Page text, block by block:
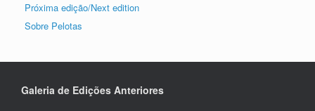
Próxima edição/Next edition
Sobre Pelotas
Galeria de Edições Anteriores